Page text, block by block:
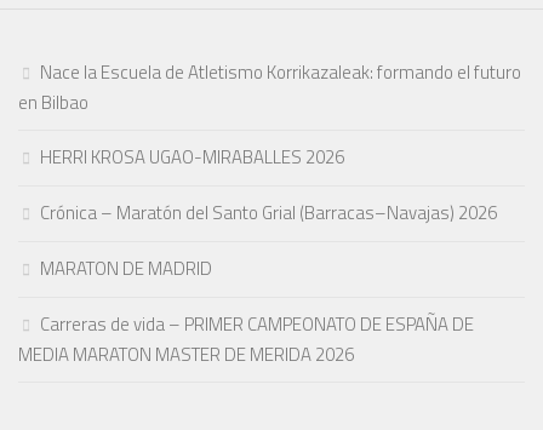
Nace la Escuela de Atletismo Korrikazaleak: formando el futuro
en Bilbao
HERRI KROSA UGAO-MIRABALLES 2026
Crónica – Maratón del Santo Grial (Barracas–Navajas) 2026
MARATON DE MADRID
Carreras de vida – PRIMER CAMPEONATO DE ESPAÑA DE
MEDIA MARATON MASTER DE MERIDA 2026